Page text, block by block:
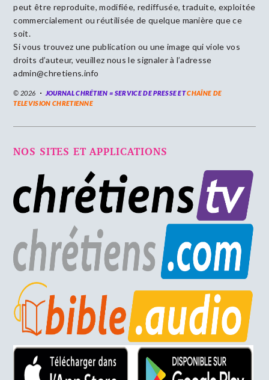
peut être reproduite, modifiée, rediffusée, traduite, exploitée
commercialement ou réutilisée de quelque manière que ce
soit.
Si vous trouvez une publication ou une image qui viole vos
droits d’auteur, veuillez nous le signaler à l’adresse
admin@chretiens.info
© 2026 JOURNAL CHRÉTIEN = SERVICE DE PRESSE ETCHAÎNE DE
TELEVISION CHRETIENNE
NOS SITES ET APPLICATIONS